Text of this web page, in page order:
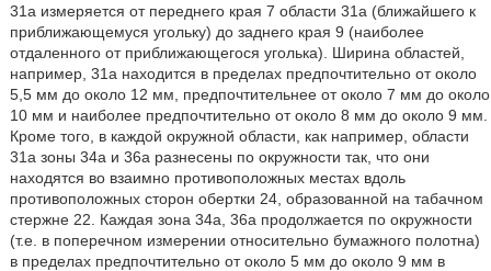
31а измеряется от переднего края 7 области 31а (ближайшего к
приближающемуся угольку) до заднего края 9 (наиболее
отдаленного от приближающегося уголька). Ширина областей,
например, 31а находится в пределах предпочтительно от около
5,5 мм до около 12 мм, предпочтительнее от около 7 мм до около
10 мм и наиболее предпочтительно от около 8 мм до около 9 мм.
Кроме того, в каждой окружной области, как например, области
31а зоны 34а и 36а разнесены по окружности так, что они
находятся во взаимно противоположных местах вдоль
противоположных сторон обертки 24, образованной на табачном
стержне 22. Каждая зона 34а, 36а продолжается по окружности
(т.е. в поперечном измерении относительно бумажного полотна)
в пределах предпочтительно от около 5 мм до около 9 мм в